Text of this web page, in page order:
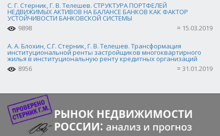
С. Г. Стерник, Г. В. Телешев. СТРУКТУРА ПОРТФЕЛЕЙ
НЕДВИЖИМЫХ АКТИВОВ НА БАЛАНСЕ БАНКОВ КАК ФАКТОР
УСТОЙЧИВОСТИ БАНКОВСКОЙ СИСТЕМЫ
9898
15.03.2019
А. А. Блохин, С.Г. Стерник, Г. В. Телешев. Трансформация
институциональной ренты застройщиков многоквартирного
жилья в институциональную ренту кредитных организаций
8956
31.01.2019